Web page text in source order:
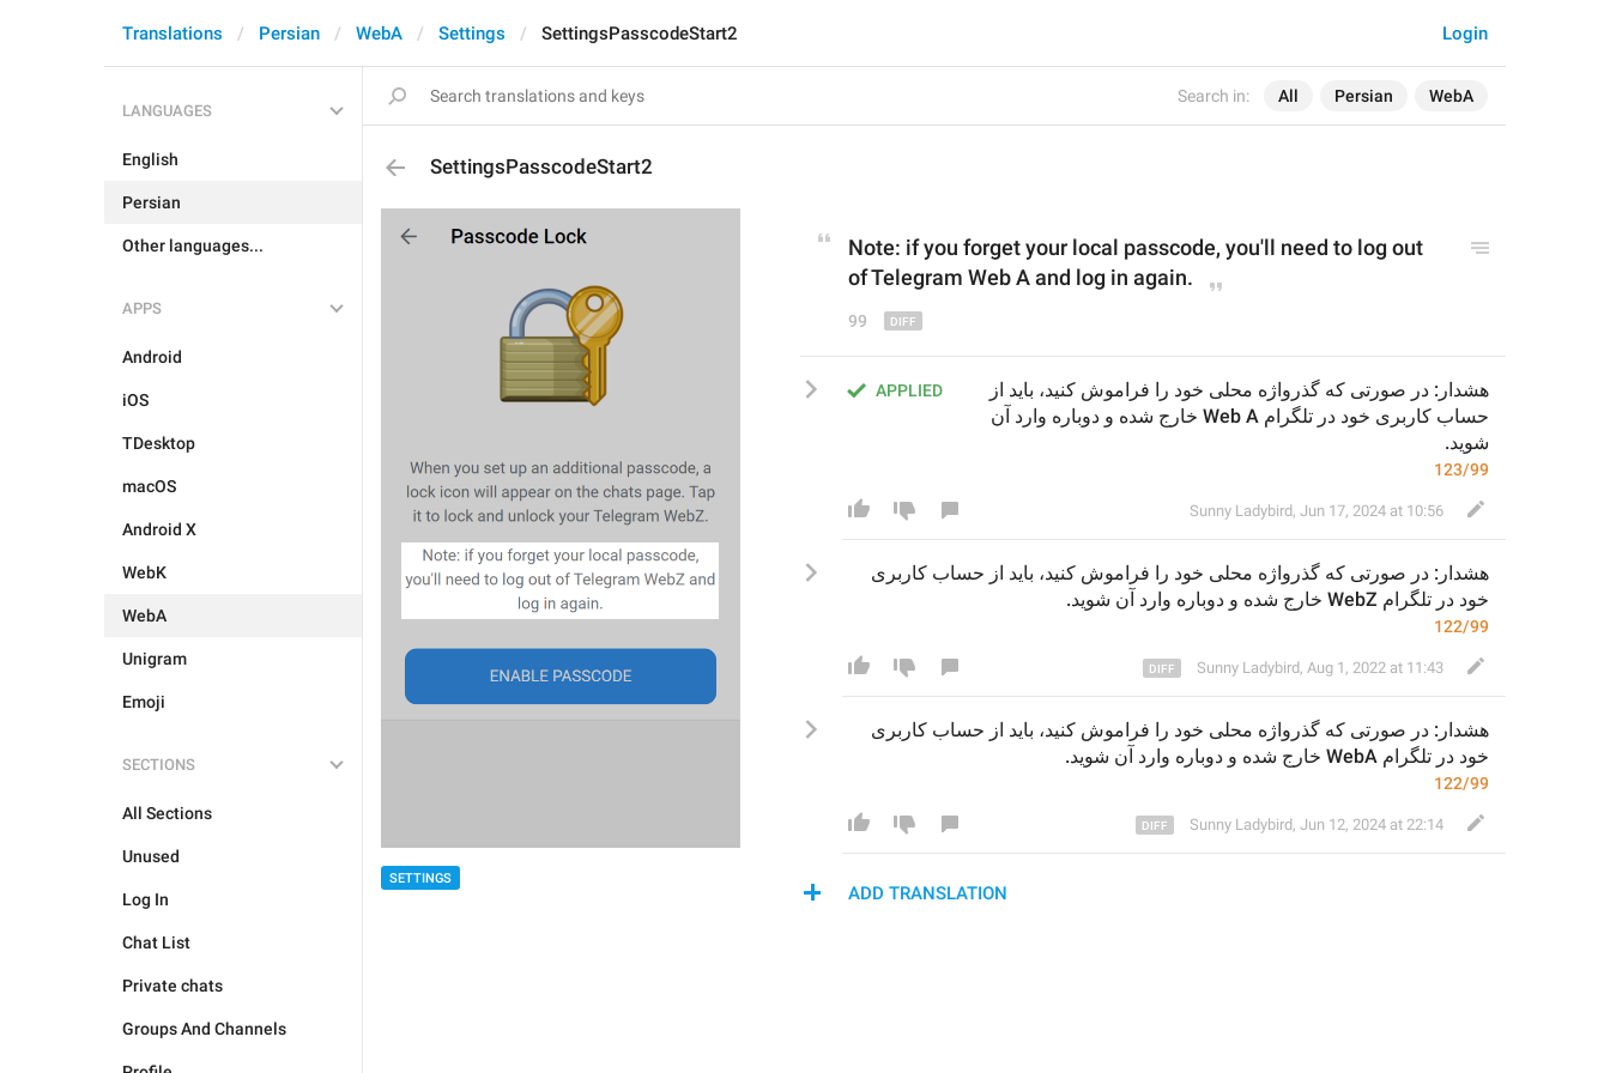
Search in: All Persian WebA
Login
Translations Persian WebA Settings SettingsPasscodeStart2
LANGUAGES
English
Persian
Other languages...
APPS
Android
iOS
TDesktop
macOS
Android X
WebK
WebA
Unigram
Emoji
SECTIONS
All Sections
Unused
Log In
Chat List
Private chats
Groups And Channels
SettingsPasscodeStart2
SETTINGS
Note: if you forget your local passcode, you'll need to log out
of Telegram WebA and log in again.
99
APPLIED
شوید.
123/99
Sunny Ladybird, Jun 17, 2024 at 10:56
خود در تلگرام Web Z خارج شده و دوباره وارد آن شوید.
122/99
Sunny Ladybird, Aug 1, 2022 at 11:43
خود در تلگرام Web A خارج شده و دوباره وارد آن شوید.
122/99
Sunny Ladybird, Jun 12, 2024 at 22:14
ADD TRANSLATION